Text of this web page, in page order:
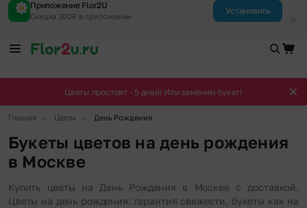
Приложение Flor2U
Скидка 300₽ в приложении
Установить
Цветы простоят - 5 дней! Или заменим букет!
Главная Цветы День Рождения
Букеты цветов на день рождения
в Москве
Купить цветы на День Рождения в Москве с доставкой.
Цветы на день рождения: гарантия свежести, букеты как на